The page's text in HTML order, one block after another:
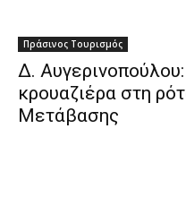
Πράσινος Τουρισμός
Δ.
κρουαζιέρα στη
Μετάβασης